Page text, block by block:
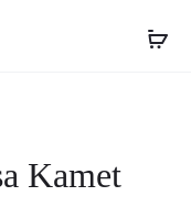
LÁMPARA
LÁMPARA
Kamet